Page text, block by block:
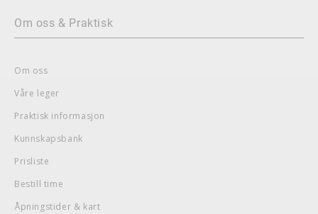
Om oss & Praktisk
Om oss
Våre leger
Praktisk informasjon
Kunnskapsbank
Prisliste
Bestill time
Åpningstider & kart